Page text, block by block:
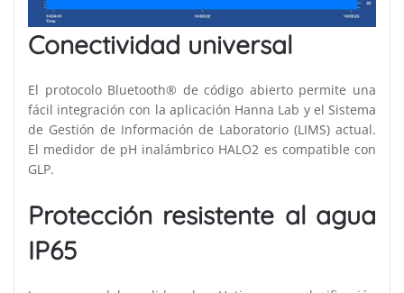
Conectividad universal
El protocolo Bluetooth® de código abierto permite una
fácil integración con la aplicación Hanna Lab y el Sistema
de Gestión de Información de Laboratorio (LIMS) actual.
El medidor de pH inalámbrico HALO2 es compatible con
GLP.
Protección resistente al agua
IP65